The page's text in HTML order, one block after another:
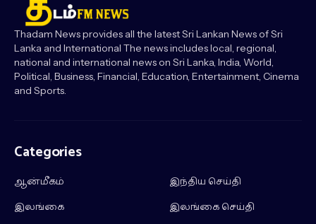
Thadam News provides all the latest Sri Lankan News of Sri
Lanka and International The news includes local, regional,
national and international news on Sri Lanka, India, World,
Political, Business, Financial, Education, Entertainment, Cinema
and Sports.
Categories
ஆன்மீகம்
இந்திய செய்தி
இலங்கை
இலங்கை செய்தி